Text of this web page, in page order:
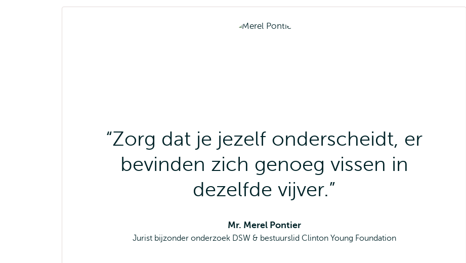
Zorg dat je jezelf onderscheidt, er
bevinden zich genoeg vissen in
dezelfde vijver.
Mr. Merel Pontier
Jurist bijzonder onderzoek DSW & bestuurslid Clinton Young Foundation